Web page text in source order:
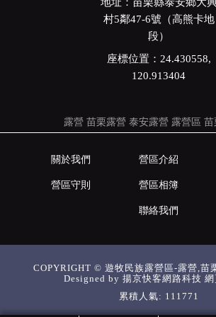
村5鄰47-6號（高熊卡地
段）
座標位置：24.430558,
120.913404
露營 苗栗露營 泰安露營 露營區 苗
關於我們 營區介紹
營區守則 營區相簿
聯絡我們
COPYRIGHT © 遊牧民族露營區-露營,苗
Designed by 揚京快客網路科技
累積人氣: 111771